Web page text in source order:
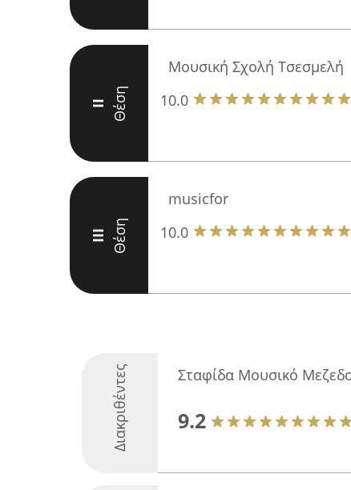
II Θέση
Μουσική Σχολή Τσεσμελή
10.0
III Θέση
musicfor
10.0
Διακριθέντες Σταφίδα Μουσικό
9.2